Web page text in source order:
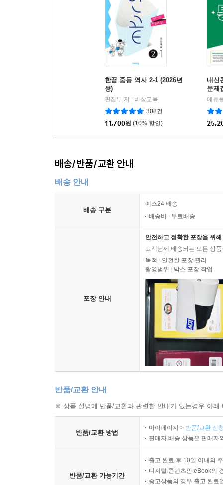
한끝 중등 역사 2-1 (2026년
용)
편집부 저
비상교육
308건
11,700원 (10% 할인)
내신
문제
동아
에듀
배송/반품/교환 안내
배송 안내
배송 구분
예스24 배송
배송비 : 무료배송
포장 안내
안전하고 정확한 포장을 위
고객님께 배송되는 모든 상
목적 : 안전한 포장 관리
촬영범위 : 박스 포장 작업
반품/교환 안내
※ 상품 설명에 반품/교환과 관련한 안내가 있는경우 아
반품/교환 방법
마이페이지 > 반품/교환 신
판매자 배송 상품은 판매자
반품/교환 가능기간
출고 완료 후 10일 이내의
디지털 콘텐츠인 eBook의
중고상품의 경우 출고 완료